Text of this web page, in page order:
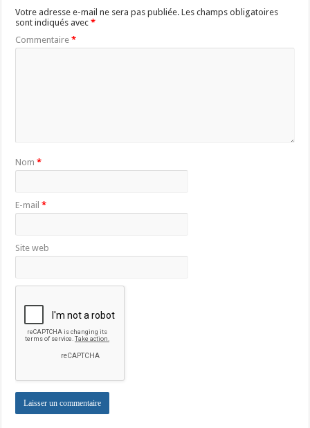
Votre adresse e-mail ne sera pas publiée. Les champs obligatoires
sont indiqués avec*
Commentaire*
Nom*
E-mail*
Site web